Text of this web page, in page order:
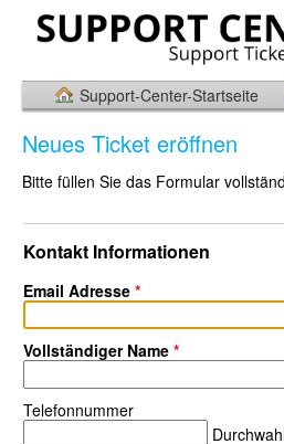
Support-Center-Startseite
Neues Ticket eröffnen
Bitte füllen Sie das Formular
Kontakt Informationen
Email Adresse *
Vollständiger Name *
Telefonnummer